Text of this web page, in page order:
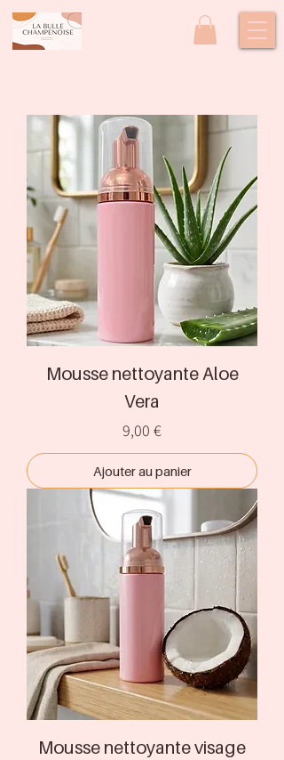
Mousse nettoyante Aloe
Vera
Prix
9,00 €
Ajouter au panier
Mousse nettoyante visage